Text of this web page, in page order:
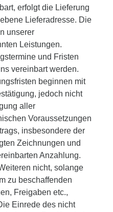
erfolgt die Lieferung
Lieferadresse. Die
unserer
Leistungen.
und Fristen
vereinbart werden.
beginnen mit
jedoch nicht
aller
Voraussetzungen
insbesondere der
Zeichnungen und
Anzahlung.
nicht, solange
zu beschaffenden
Freigaben etc.,
Einrede des nicht